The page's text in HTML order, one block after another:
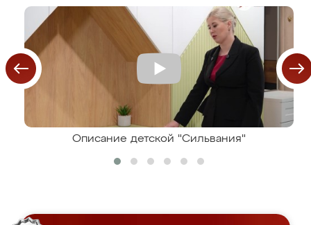
Описание детской "Сильвания"